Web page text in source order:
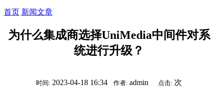
首页 新闻文章
为什么集成商选择UniMedia中间件对系
统进行升级？
时间: 2023-04-18 16:34 作者: admin 点击: 次